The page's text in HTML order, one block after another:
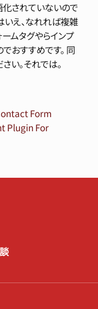
されていないので
いえ、なれれば複雑
ムタグやらインプ
おすすめです。 同
い。それでは。
Form
Plugin For